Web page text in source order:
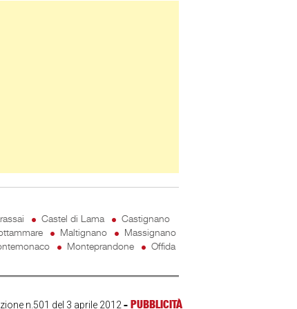
Castel di Lama
Castignano
Maltignano
Massignano
Monteprandone
Offida
n.501 del 3 aprile 2012- PUBBLICITÀ